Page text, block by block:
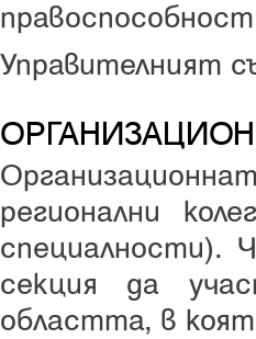
Управителният
регионални
специалности).
секция да
областта, в